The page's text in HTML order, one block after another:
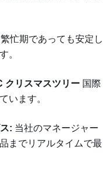
忙期であっても安定し
。
クリスマスツリー 国際
います。
: 当社のマネージャー
までリアルタイムで最